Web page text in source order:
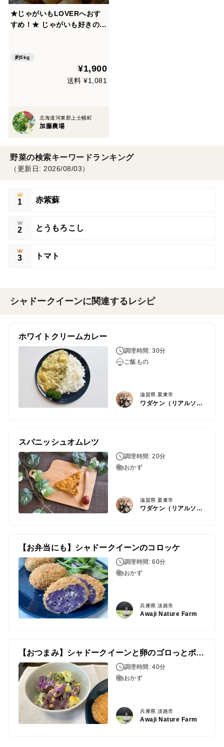
★じゃがいもLOVERへおす
すめ！★ じゃがいも好きのた
約5kg
¥1,900
送料 ¥1,081
北海道河東郡上士幌町
加藤農場
野菜の検索キーワードランキング
（更新日: 2026/08/03）
1 赤紫蘇
2 とうもろこし
3 トマト
シャドークイーンに関連するレシピ
ホワイトクリームカレー
調理時間: 30分
ご飯もの
滋賀県 栗東市
ワダケン（リアルソイルハウス）
スパニッシュオムレツ
調理時間: 20分
おかず
滋賀県 栗東市
ワダケン（リアルソイルハウス）
【お弁当にも】シャドークイーンのコロッケ
調理時間: 60分
おかず
兵庫県 淡路市
Awaji Nature Farm
【おつまみ】シャドークイーンと卵のゴロっとポテトサラダ
調理時間: 40分
おかず
兵庫県 淡路市
Awaji Nature Farm